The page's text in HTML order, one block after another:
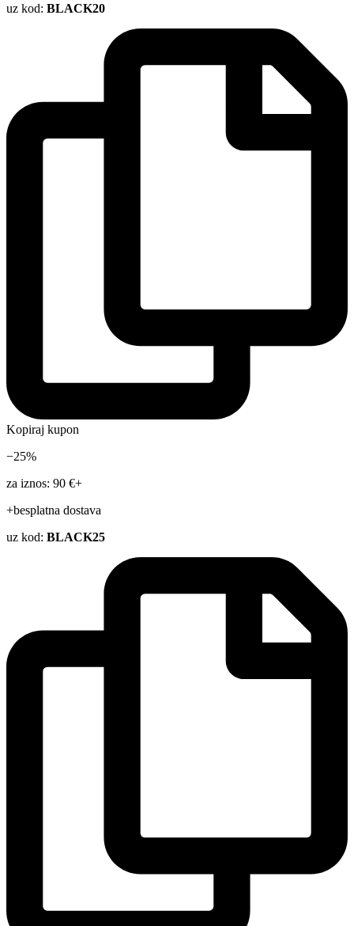
uz kod: BLACK20
Kopiraj kupon
−25%
za iznos: 90 €+
+besplatna dostava
uz kod: BLACK25